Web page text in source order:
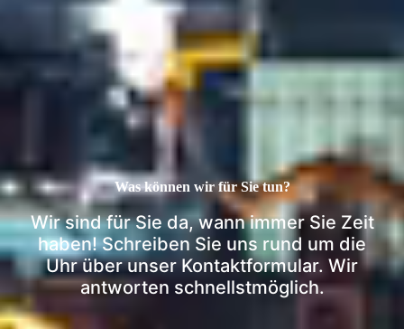
Was können wir für Sie tun?
Wir sind für Sie da, wann immer Sie Zeit
haben! Schreiben Sie uns rund um die
Uhr über unser Kontaktformular. Wir
antworten schnellstmöglich.